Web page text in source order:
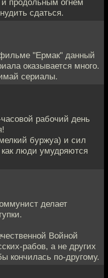
сдаться.
"Ермак" данный
оказывается много.
сериалы.
рабочий день
буржуа) и сил
люди умудряются
делает
Войной
рабов, а не других
кончилась по-другому.